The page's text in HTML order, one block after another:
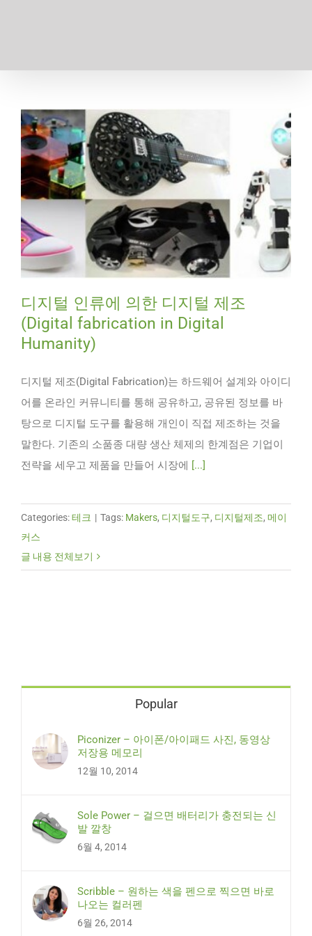
디지털 인류에 의한 디지털 제조
(Digital fabrication in Digital
Humanity)
디지털 제조(Digital Fabrication)는 하드웨어 설계와 아이디
어를 온라인 커뮤니티를 통해 공유하고, 공유된 정보를 바
탕으로 디지털 도구를 활용해 개인이 직접 제조하는 것을
말한다. 기존의 소품종 대량 생산 체제의 한계점은 기업이
전략을 세우고 제품을 만들어 시장에 [...]
Categories:테크 | Tags: Makers, 디지털도구, 디지털제조, 메이
커스
글 내용 전체보기
Popular
Piconizer – 아이폰/아이패드 사진, 동영상
저장용 메모리
12월 10, 2014
Sole Power – 걸으면 배터리가 충전되는 신
발 깔창
6월 4, 2014
Scribble – 원하는 색을 펜으로 찍으면 바로
나오는 컬러펜
6월 26, 2014